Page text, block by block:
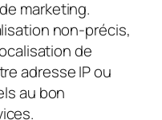
marketing.
non-précis,
de
adresse IP ou
au bon